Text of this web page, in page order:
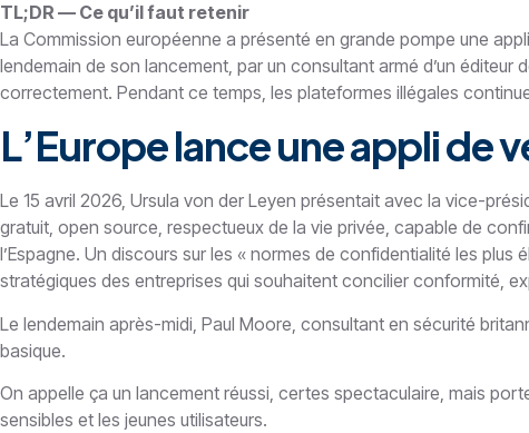
TL;DR — Ce qu’il faut retenir
La Commission européenne a présenté en grande pompe une
lendemain de son lancement, par un consultant armé d’un
correctement. Pendant ce temps, les plateformes illégales
L’Europe lance une appli de
Le 15 avril 2026, Ursula von der Leyen présentait avec la vice-
gratuit, open source, respectueux de la vie privée, capable de
l’Espagne. Un discours sur les « normes de confidentialité les
stratégiques des entreprises qui souhaitent concilier conformité,
Le lendemain après-midi, Paul Moore, consultant en sécurité
basique.
On appelle ça un lancement réussi, certes spectaculaire, mais
sensibles et les jeunes utilisateurs.